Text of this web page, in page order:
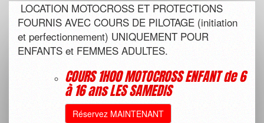
LOCATION MOTOCROSS ET PROTECTIONS
FOURNIS AVEC COURS DE PILOTAGE (initiation
et perfectionnement) UNIQUEMENT POUR
ENFANTS et FEMMES ADULTES.
COURS 1H00 MOTOCROSS ENFANT de 6
à 16 ans LES SAMEDIS
Réservez MAINTENANT